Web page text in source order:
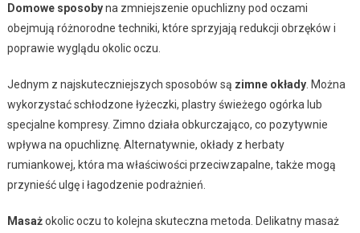
Domowe sposobyna zmniejszenie opuchlizny pod oczami
obejmują różnorodne techniki, które sprzyjają redukcji obrzęków i
poprawie wyglądu okolic oczu.
Jednym z najskuteczniejszych sposobów są zimne okłady. Można
wykorzystać schłodzone łyżeczki, plastry świeżego ogórka lub
specjalne kompresy. Zimno działa obkurczająco, co pozytywnie
wpływa na opuchliznę. Alternatywnie, okłady z herbaty
rumiankowej, która ma właściwości przeciwzapalne, także mogą
przynieść ulgę i łagodzenie podrażnień.
Masażokolic oczu to kolejna skuteczna metoda. Delikatny masaż